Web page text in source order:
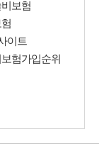
보험
이트
험가입순위